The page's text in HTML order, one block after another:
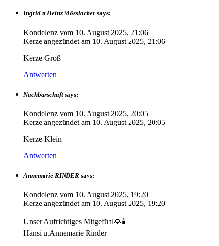
Ingrid u Heinz Mösslacher says:
Kondolenz vom 10. August 2025, 21:06
Kerze angezündet am 10. August 2025, 21:06
Kerze-Groß
Antworten
Nachbarschaft says:
Kondolenz vom 10. August 2025, 20:05
Kerze angezündet am 10. August 2025, 20:05
Kerze-Klein
Antworten
Annemarie RINDER says:
Kondolenz vom 10. August 2025, 19:20
Kerze angezündet am 10. August 2025, 19:20
Unser Aufrichtiges Mitgefühl🙏🕯
Hansi u.Annemarie Rinder